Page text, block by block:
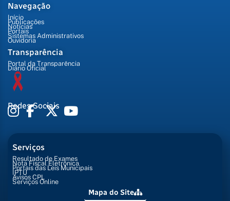
Navegação
Início
Publicações
Notícias
Portais
Sistemas Administrativos
Ouvidoria
Transparência
Portal da Transparência
Diário Oficial
Redes Sociais
Serviços
Resultado de Exames
Nota Fiscal Eletrônica
Portais das Leis Municipais
IPTU
Avisos CPL
Serviços Online
Mapa do Site